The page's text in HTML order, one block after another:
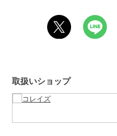
取扱いショップ